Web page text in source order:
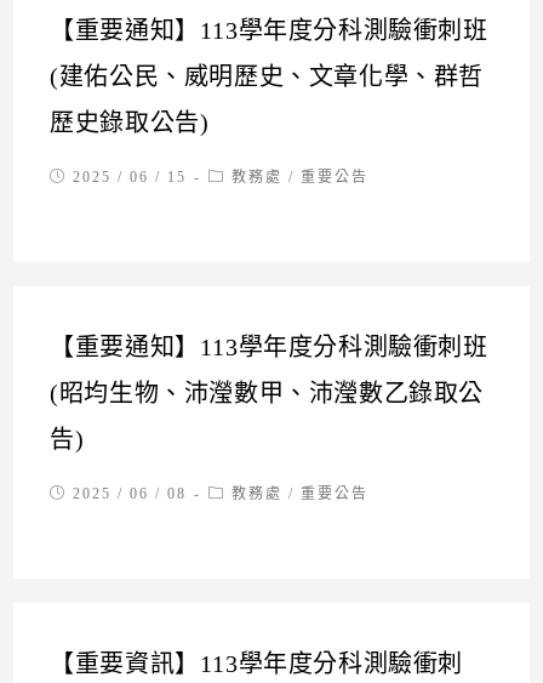
【重要通知】113學年度分科測驗衝刺班
(建佑公民、威明歷史、文章化學、群哲
歷史錄取公告)
Post2025 / 06 / 15
Post教務處 / 重要公告
【重要通知】113學年度分科測驗衝刺班
(昭均生物、沛瀅數甲、沛瀅數乙錄取公
告)
Post2025 / 06 / 08
Post教務處 / 重要公告
【重要資訊】113學年度分科測驗衝刺